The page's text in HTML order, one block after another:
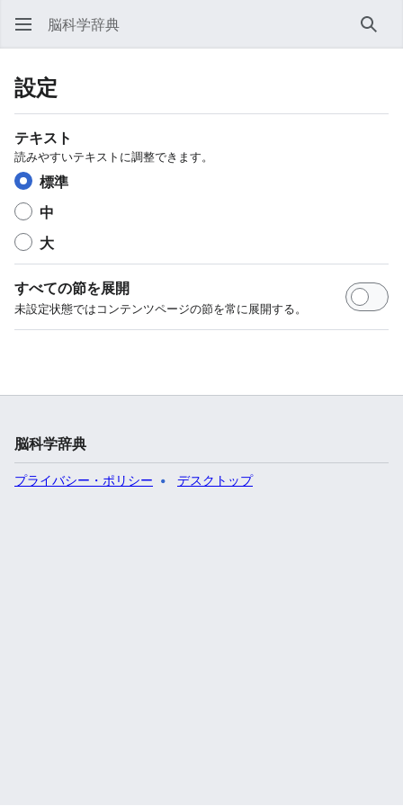
脳科学辞典 検索
設定
テキスト
読みやすいテキストに調整できます。
標準
中
大
すべての節を展開
未設定状態ではコンテンツページの節を常に展開する。
脳科学辞典
プライバシー・ポリシー デスクトップ